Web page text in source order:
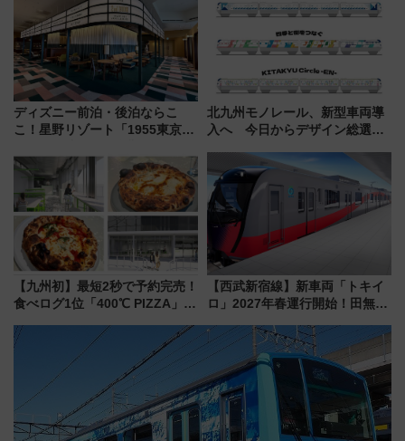
ディズニー前泊・後泊ならこ
こ！星野リゾート「1955東京ベ
つの理由 無料バス＆24時間サー
ビスで混雑回避
北九州モノレール、新型車両導
入へ 今日からデザイン総選挙
【九州初】最短2秒で予約完売！
食べログ1位「400℃ PIZZA」が
プン。もつ鍋風など限定メニュ
【西武新宿線】新車両「トキイ
ロ」2027年春運行開始！田無・
「第2弾」も